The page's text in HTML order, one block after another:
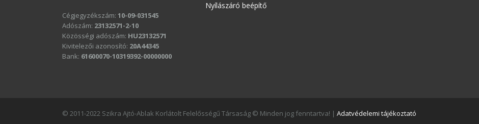
Cégjegyzékszám: 10-09-031545
Adószám: 23132571-2-10
Közösségi adószám: HU23132571
Kivitelezői azonosító: 20A44345
Bank: 61600070-10319392-00000000
Nyílászáró beépítő
© 2011-2022 Szikra Ajtó-Ablak Korlátolt Felelősségű Társaság © Minden jog fenntartva! | Adatvédelemi tájékoztató